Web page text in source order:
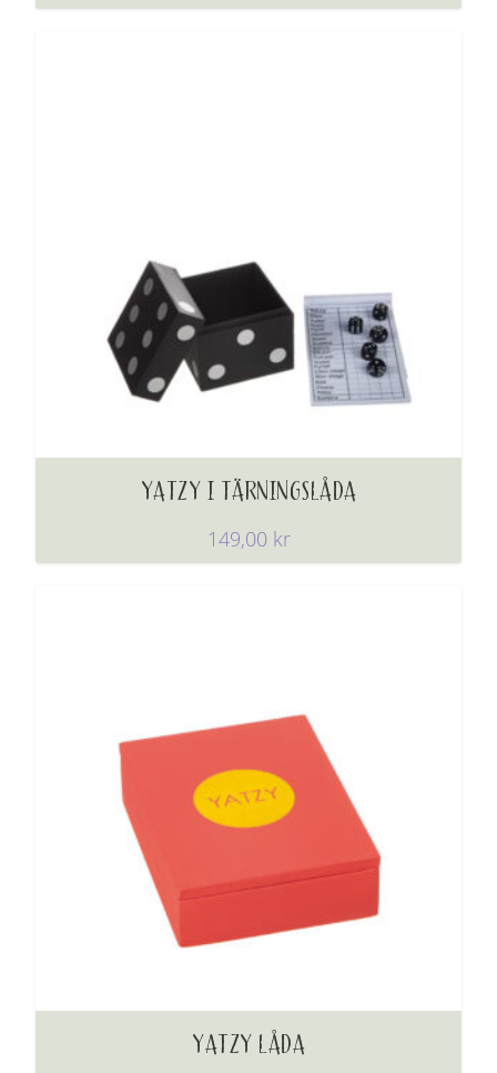
YATZY I TÄRNINGSLÅDA
149,00 kr
YATZY LÅDA